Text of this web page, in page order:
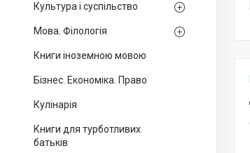
Культура і суспільство
Мова. Філологія
Книги іноземною мовою
Бізнес. Економіка. Право
Кулінарія
Книги для турботливих
батьків